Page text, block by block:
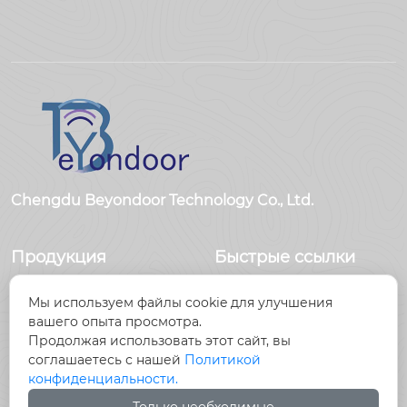
Chengdu Beyondoor Technology Co., Ltd.
Продукция
Антенны
Радиочастотный
разъем
Радиочастотный
кабель, кабельные
Быстрые ссылки
Продукция
О Hас
Мы используем файлы cookie для улучшения
вашего опыта просмотра.
Продолжая использовать этот сайт, вы
соглашаетесь с нашей Политикой
конфиденциальности.